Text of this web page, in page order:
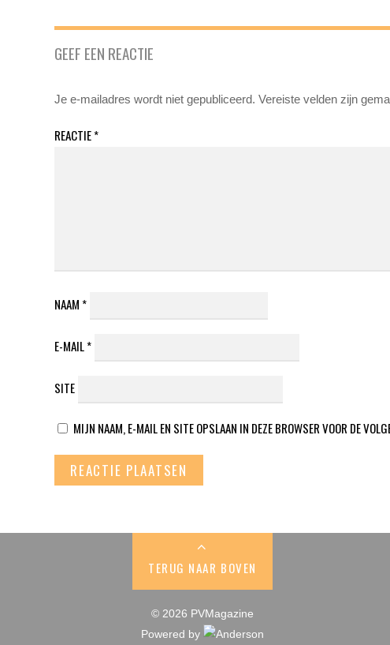
GEEF EEN REACTIE
Je e-mailadres wordt niet gepubliceerd. Vereiste velden zijn
REACTIE*
NAAM *
E-MAIL*
SITE
MIJN NAAM, E-MAIL EN SITE OPSLAAN IN DEZE BROWSER VOOR DE
TERUG NAAR BOVEN
© 2026 PVMagazine
Powered by